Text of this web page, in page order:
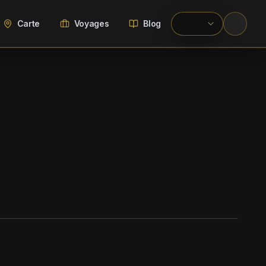
Carte Voyages Blog